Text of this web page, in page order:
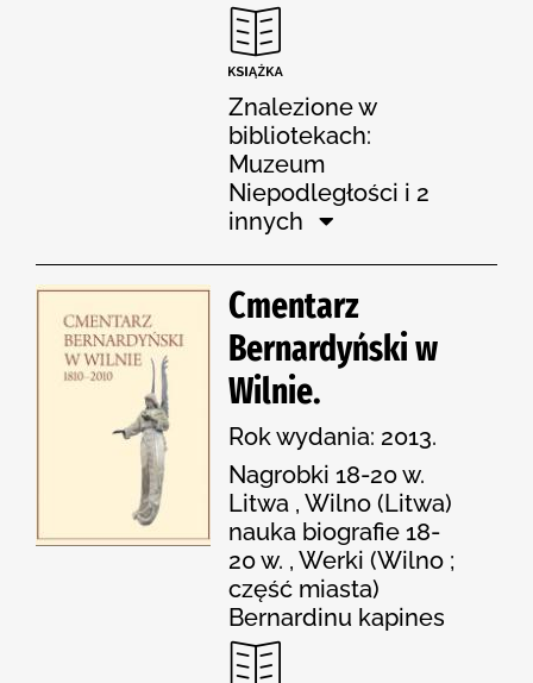
Znalezione w
bibliotekach:
Muzeum
Niepodległości i 2
innych
Cmentarz
Bernardyński w
Wilnie.
Rok wydania: 2013.
Nagrobki 18-20 w.
Litwa , Wilno (Litwa)
nauka biografie 18-
20 w. , Werki (Wilno ;
część miasta)
Bernardinu kapines